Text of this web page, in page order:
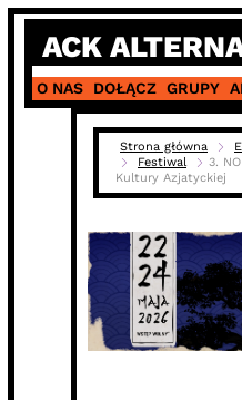
Skip
content
ACK
O NAS DOŁĄCZ GRUPY
Strona główna
Festiwal
3.
Kultury Azjatyckiej